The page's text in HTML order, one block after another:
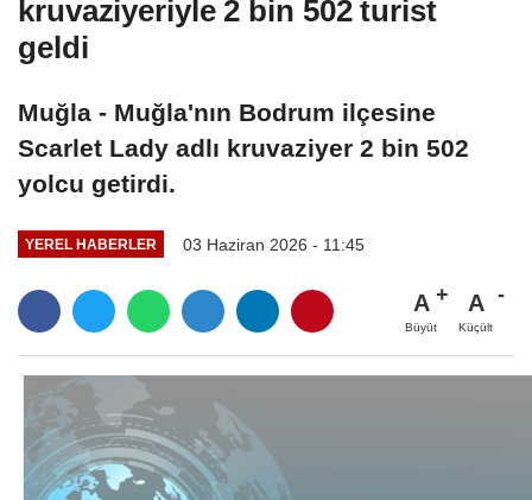
kruvaziyeriyle 2 bin 502 turist
geldi
Muğla - Muğla'nın Bodrum ilçesine
Scarlet Lady adlı kruvaziyer 2 bin 502
yolcu getirdi.
YEREL HABERLER 03 Haziran 2026 - 11:45
A
Büyüt
A
Küçült